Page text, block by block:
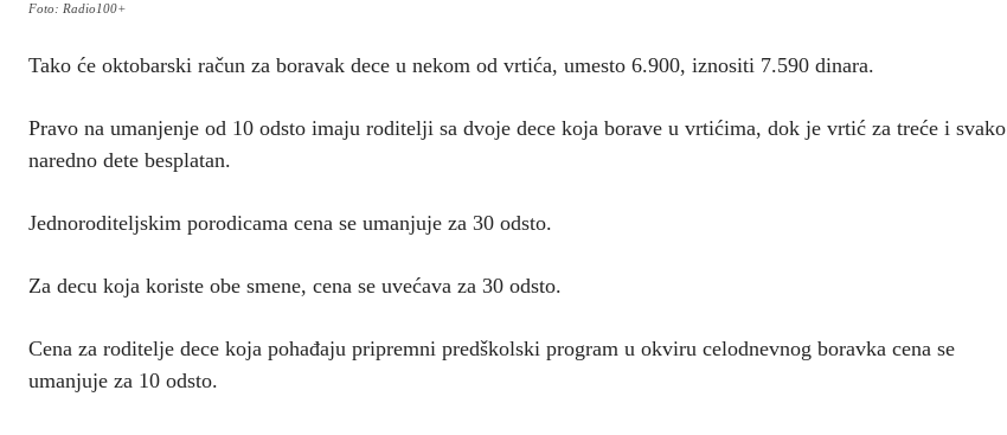
Foto: Radio100+
Tako će oktobarski račun za boravak dece u nekom od vrtića, umesto 6.900, iznositi 7.590 dinara.
Pravo na umanjenje od 10 odsto imaju roditelji sa dvoje dece koja borave u vrtićima, dok je vrtić za treće i svako
naredno dete besplatan.
Jednoroditeljskim porodicama cena se umanjuje za 30 odsto.
Za decu koja koriste obe smene, cena se uvećava za 30 odsto.
Cena za roditelje dece koja pohađaju pripremni predškolski program u okviru celodnevnog boravka cena se
umanjuje za 10 odsto.